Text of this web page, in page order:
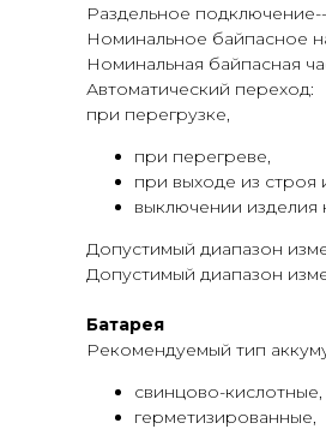
Раздельное
Номинальное байпасное
Номинальная байпасная
Автоматический переход:
при перегрузке,
при перегреве,
при выходе из
выключении
Допустимый диапазон
Допустимый диапазон
Батарея
Рекомендуемый тип
свинцово-кислотные,
герметизированные,